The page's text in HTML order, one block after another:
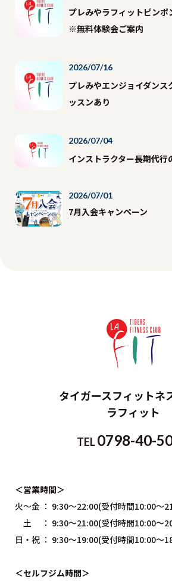
プレみやラフィットピンポ
※無料体験会ご案内
2026/07/16
プレみやエンジョイダン
ッスンあり
2026/07/04
インストラクター長期代行
2026/07/01
7月入会キャンペーン
タイガースフィットネ
ラフィット
TEL0798-40-
＜営業時間＞
火～金 ： 9:30～22:00(受付時間10:00〜
土 ： 9:30～21:00(受付時間10:00～
日・祝 ： 9:30～19:00(受付時間10:00〜
＜セルフジム時間＞